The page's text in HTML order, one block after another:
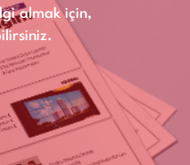
almak için,